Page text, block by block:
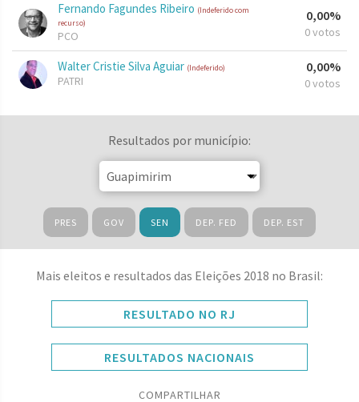
Fernando Fagundes Ribeiro (Indeferido com
recurso)
PCO
0,00%
0 votos
Walter Cristie Silva Aguiar (Indeferido)
PATRI
0,00%
0 votos
Resultados por município:
PRES GOV SEN DEP. FED DEP. EST
Mais eleitos e resultados das Eleições 2018 no Brasil:
RESULTADO NO RJ
RESULTADOS NACIONAIS
COMPARTILHAR